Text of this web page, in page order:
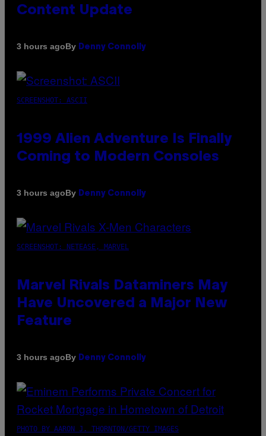
Content Update
3 hours agoBy Denny Connolly
SCREENSHOT: ASCII
1999 Alien Adventure Is Finally
Coming to Modern Consoles
3 hours agoBy Denny Connolly
SCREENSHOT: NETEASE, MARVEL
Marvel Rivals Dataminers May
Have Uncovered a Major New
Feature
3 hours agoBy Denny Connolly
PHOTO BY AARON J. THORNTON/GETTY IMAGES